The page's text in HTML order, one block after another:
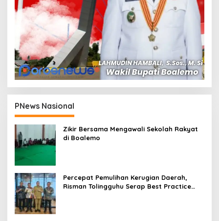
PNews Nasional
Zikir Bersama Mengawali Sekolah Rakyat
di Boalemo
Percepat Pemulihan Kerugian Daerah,
Risman Tolingguhu Serap Best Practice